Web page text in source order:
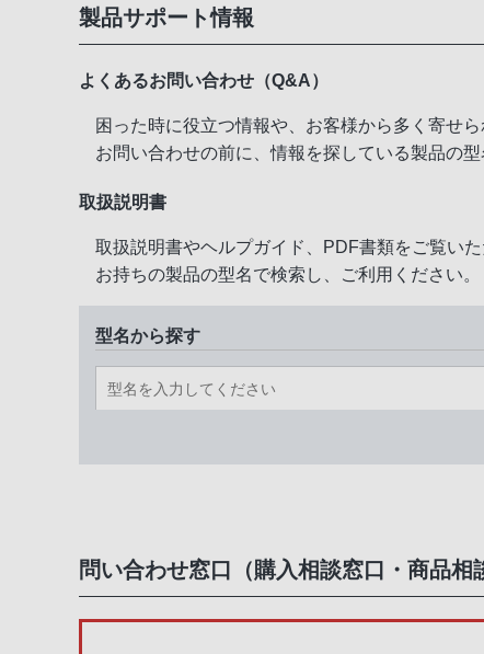
製品サポート情報
よくあるお問い合わせ（Q&A）
困った時に役立つ情報や、お客様から多く寄せ
お問い合わせの前に、情報を探している製品の
取扱説明書
取扱説明書やヘルプガイド、PDF書類をご覧いた
お持ちの製品の型名で検索し、ご利用ください。
型名から探す
問い合わせ窓口（購入相談窓口・商品相